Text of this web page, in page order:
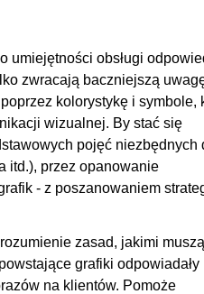
OGLĄDAJ »
umiejętności obsługi
zwracają baczniejszą
kolorystykę i symbole,
wizualnej. By stać się
pojęć niezbędnych
itd.), przez opanowanie
- z poszanowaniem
zasad, jakimi
grafiki odpowiadały
na klientów. Pomoże